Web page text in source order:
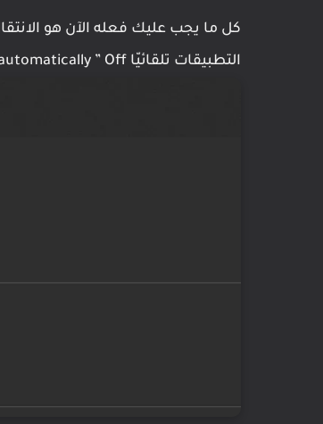
التطبيقات تلقائيّا Update apps automatically ” Off